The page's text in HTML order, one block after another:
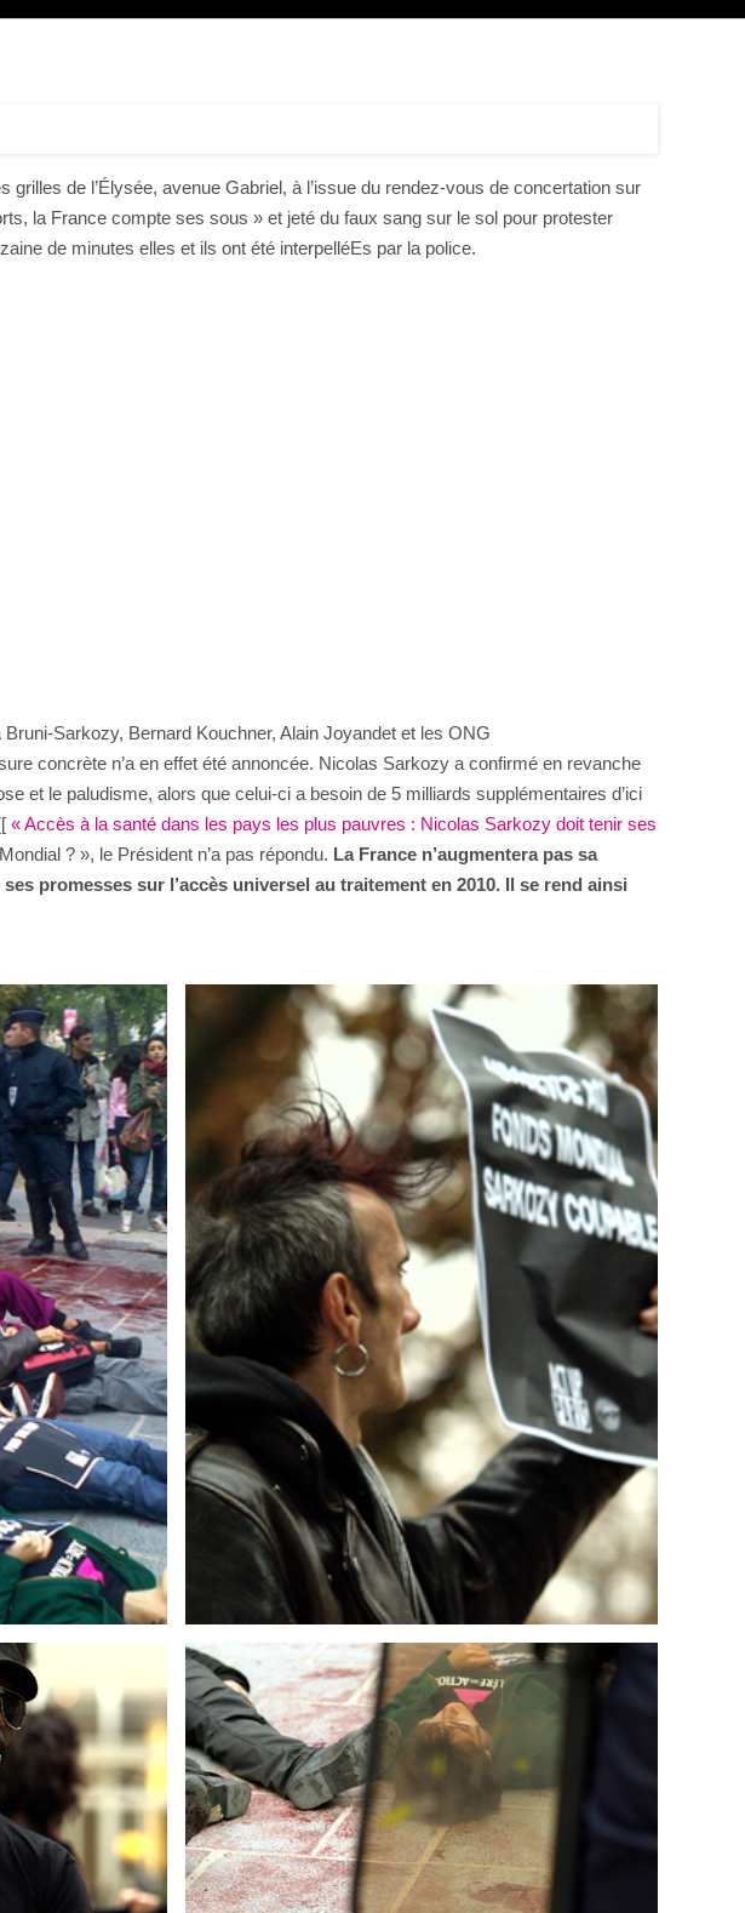
de l’Élysée, avenue Gabriel, à l’issue du rendez-vous de concertation sur
la France compte ses sous » et jeté du faux sang sur le sol pour protester
de minutes elles et ils ont été interpelléEs par la police.
Sarkozy, Bernard Kouchner, Alain Joyandet et les ONG
concrète n’a en effet été annoncée. Nicolas Sarkozy a confirmé en revanche
et le paludisme, alors que celui-ci a besoin de 5 milliards supplémentaires d’ici
« Accès à la santé dans les pays les plus pauvres : Nicolas Sarkozy doit tenir ses
? », le Président n’a pas répondu. La France n’augmentera pas sa
promesses sur l’accès universel au traitement en 2010. Il se rend ainsi